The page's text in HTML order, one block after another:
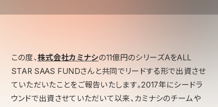
この度、株式会社カミナシの11億円のシリーズAをALL
STAR SAAS FUNDさんと共同でリードする形で出資させ
ていただいたことをご報告いたします。2017年にシードラ
ウンドで出資させていただいて以来、カミナシのチームや